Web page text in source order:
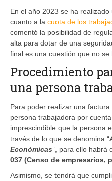
En el año 2023 se ha
cuanto a la cuota de los
comentó la posibilidad de
alta para dotar de una
final es una cuestión que no se
Procedimiento
una persona
Para poder realizar una
persona trabajadora por
imprescindible que la persona
través de lo que se denomina “
Económicas”, para ello habrá
037 (Censo de empresarios,
Asimismo, se tendrá que